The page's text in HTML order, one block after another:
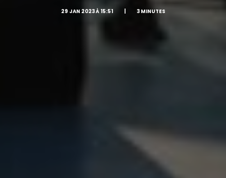
29 JAN 2023 À 15:51 3 MINUTES